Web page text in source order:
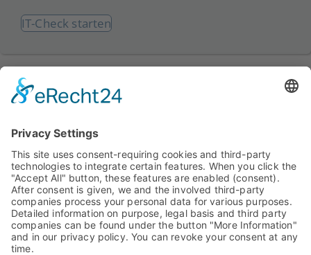
IT-Check starten
8ITS GmbH
Verlässliche IT – verständlich erklärt und verantwortungsvoll
betreut. Für Unternehmen, die sich auf funktionierende
Systeme verlassen wollen.
Kontakt
8ITS GmbH